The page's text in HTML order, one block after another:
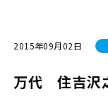
2015年09月02日
万代 住吉沢